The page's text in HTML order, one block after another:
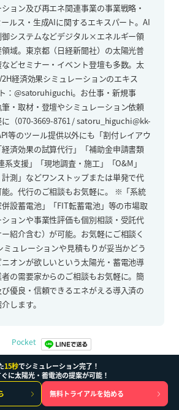
ョン及び再エネ関連事業の事業戦略・
ルス・生成AIに関するエキスパート。AI
システムなどデジタル×エネルギー領
域。東京都（日経新聞社）の太陽光普
どセミナー・イベント登壇も多数。太
経済効果シミュレーションのエキス
：@satoruhiguchi。お仕事・新規事
・取材・登壇やシミュレーション依頼
（070-3669-8761 / satoru_higuchi@kk-
等のツール提供以外にも「割付レイアウ
経済効果の試算代行」「補助金申請書類
支援」「現地調査・施工」「O&M」
計測」などワンストップまたは単発で代
。代行のご相談もお気軽に。 ※「系統
設蓄電池」「FIT転蓄電池」等の市場取
ョンや事業性評価も個別相談・受託代
紹介含む）が可能。お気軽にご相談く
ュレーションや見積もりが妥当かどう
オンが欲しいという太陽光・蓄電池導
の需要家からのご相談もお気軽に。簡
優良・信頼できるエネがえる導入済の
します。
Pocket
15秒でシミュレーション完了！
に太陽光・蓄電池の提案が可能！
無料トライアルを始める